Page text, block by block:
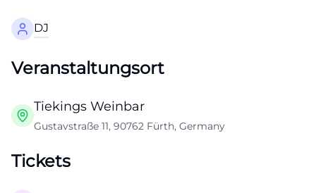
DJ
Veranstaltungsort
Tiekings Weinbar
Gustavstraße 11, 90762 Fürth, Germany
Tickets